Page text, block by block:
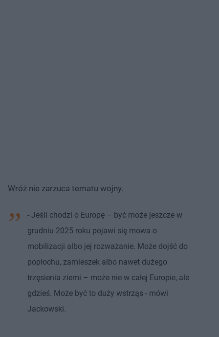
Wróż nie zarzuca tematu wojny.
- Jeśli chodzi o Europę – być może jeszcze w
grudniu 2025 roku pojawi się mowa o
mobilizacji albo jej rozważanie. Może dojść do
popłochu, zamieszek albo nawet dużego
trzęsienia ziemi – może nie w całej Europie, ale
gdzieś. Może być to duży wstrząs - mówi
Jackowski.